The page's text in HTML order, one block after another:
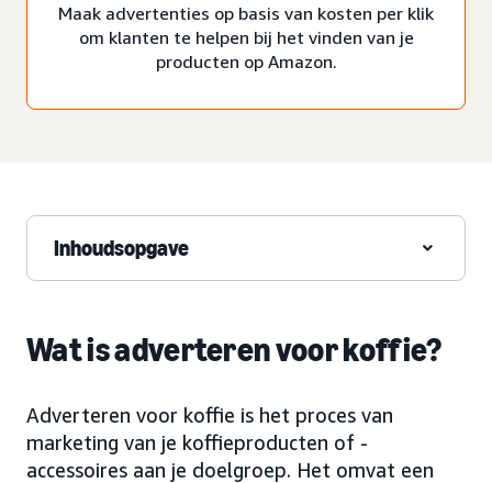
Maak advertenties op basis van kosten per klik
om klanten te helpen bij het vinden van je
producten op Amazon.
Inhoudsopgave
Wat is adverteren voor koffie?
Adverteren voor koffie is het proces van
marketing van je koffieproducten of -
accessoires aan je doelgroep. Het omvat een